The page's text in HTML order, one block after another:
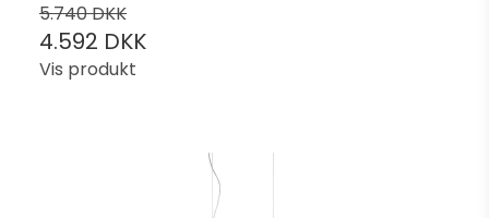
5.740 DKK
4.592 DKK
Vis produkt